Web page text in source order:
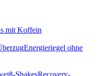
mit Koffein
Energieriegel ohne
ShakesRecovery-